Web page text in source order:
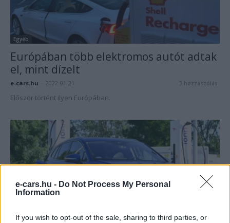
e-cars.hu - Do Not Process My Personal
Information
If you wish to opt-out of the sale, sharing to third parties, or
Egyéb
Európában több elektromos autót adtak
el, mint dízelt
e-cars.hu 2022-01-21 3 hozzászólás
Először történt ilyen Európában.
Elektromos autó